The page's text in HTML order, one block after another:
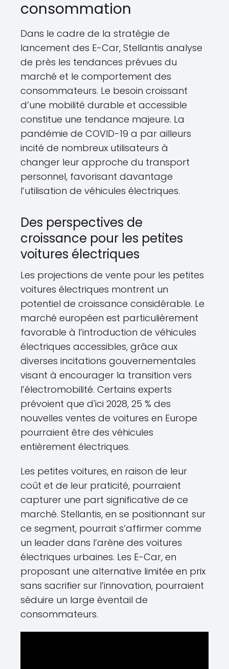
consommation
Dans le cadre de la stratégie de
lancement des E-Car, Stellantis analyse
de près les tendances prévues du
marché et le comportement des
consommateurs. Le besoin croissant
d’une mobilité durable et accessible
constitue une tendance majeure. La
pandémie de COVID-19 a par ailleurs
incité de nombreux utilisateurs à
changer leur approche du transport
personnel, favorisant davantage
l’utilisation de véhicules électriques.
Des perspectives de
croissance pour les petites
voitures électriques
Les projections de vente pour les petites
voitures électriques montrent un
potentiel de croissance considérable. Le
marché européen est particulièrement
favorable à l’introduction de véhicules
électriques accessibles, grâce aux
diverses incitations gouvernementales
visant à encourager la transition vers
l’électromobilité. Certains experts
prévoient que d'ici 2028, 25 % des
nouvelles ventes de voitures en Europe
pourraient être des véhicules
entièrement électriques.
Les petites voitures, en raison de leur
coût et de leur praticité, pourraient
capturer une part significative de ce
marché. Stellantis, en se positionnant sur
ce segment, pourrait s’affirmer comme
un leader dans l’arène des voitures
électriques urbaines. Les E-Car, en
proposant une alternative limitée en prix
sans sacrifier sur l’innovation, pourraient
séduire un large éventail de
consommateurs.